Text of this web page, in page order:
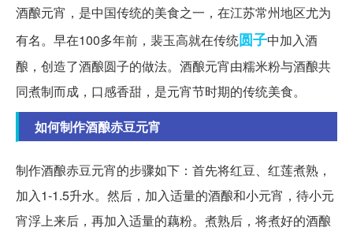
酒酿元宵，是中国传统的美食之一，在江苏常州地区尤为
有名。早在100多年前，裴玉高就在传统圆子中加入酒
酿，创造了酒酿圆子的做法。酒酿元宵由糯米粉与酒酿共
同煮制而成，口感香甜，是元宵节时期的传统美食。
如何制作酒酿赤豆元宵
制作酒酿赤豆元宵的步骤如下：首先将红豆、红莲煮熟，
加入1-1.5升水。然后，加入适量的酒酿和小元宵，待小元
宵浮上来后，再加入适量的藕粉。煮熟后，将煮好的酒酿